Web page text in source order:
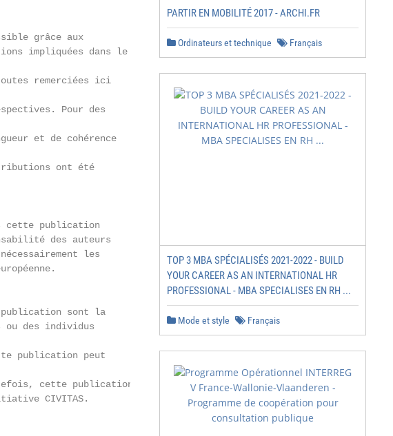
grâce aux
impliquées dans le
remerciées ici
Pour des
et de cohérence
ont été
cette publication
des auteurs
les
sont la
ou des individus
publication peut
cette publication
CIVITAS.
PARTIR EN MOBILITÉ 2017 - ARCHI.FR
Ordinateurs et technique Français
TOP 3 MBA SPÉCIALISÉS 2021-2022 - BUILD
YOUR CAREER AS AN INTERNATIONAL HR
PROFESSIONAL - MBA SPECIALISES EN RH ...
Mode et style Français